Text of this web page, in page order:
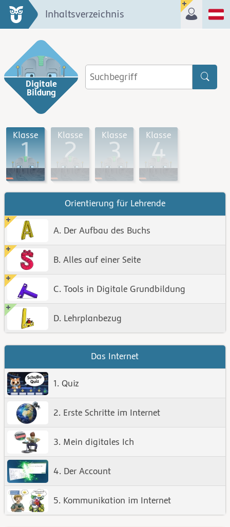
Inhaltsverzeichnis
Digitale
Bildung
Klasse
1
Klasse
2
Klasse
3
Klasse
4
Orientierung für Lehrende
A. Der Aufbau des Buchs
B. Alles auf einer Seite
C. Tools in Digitale Grundbildung
D. Lehrplanbezug
Das Internet
1. Quiz
2. Erste Schritte im Internet
3. Mein digitales Ich
4. Der Account
5. Kommunikation im Internet